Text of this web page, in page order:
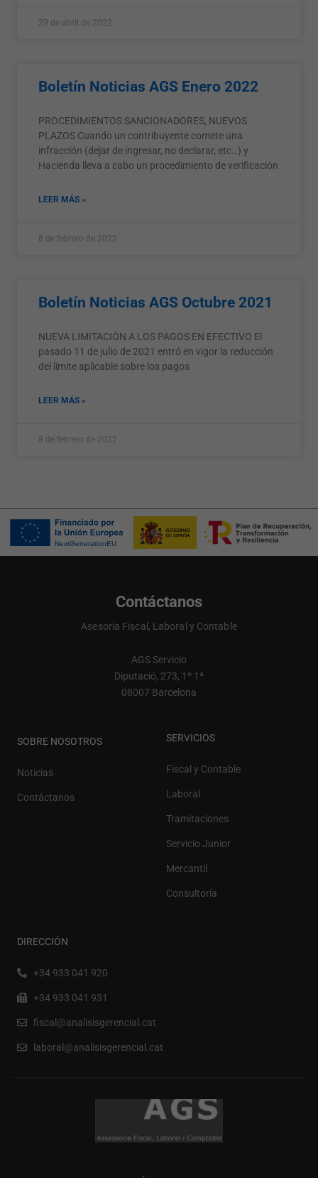
29 de abril de 2022
Boletín Noticias AGS Enero 2022
PROCEDIMIENTOS SANCIONADORES, NUEVOS
PLAZOS Cuando un contribuyente comete una
infracción (dejar de ingresar, no declarar, etc…) y
Hacienda lleva a cabo un procedimiento de verificación
LEER MÁS »
8 de febrero de 2022
Boletín Noticias AGS Octubre 2021
NUEVA LIMITACIÓN A LOS PAGOS EN EFECTIVO El
pasado 11 de julio de 2021 entró en vigor la reducción
del límite aplicable sobre los pagos
LEER MÁS »
8 de febrero de 2022
Contáctanos
Asesoría Fiscal, Laboral y Contable
AGS Servicio
Diputació, 273, 1º 1ª
08007 Barcelona
SOBRE NOSOTROS
Noticias
Contáctanos
SERVICIOS
Fiscal y Contable
Laboral
Tramitaciones
Servicio Junior
Mercantil
Consultoría
DIRECCIÓN
+34 933 041 920
+34 933 041 931
fiscal@analisisgerencial.cat
laboral@analisisgerencial.cat